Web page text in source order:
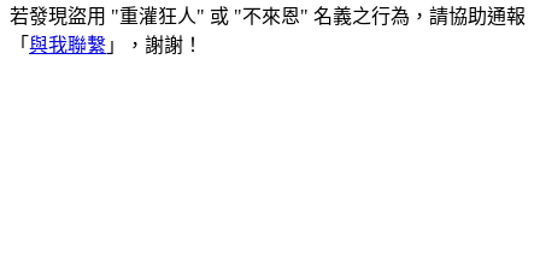
若發現盜用 "重灌狂人" 或 "不來恩" 名義之行為，請協助通報
「 與我聯繫 」，謝謝！